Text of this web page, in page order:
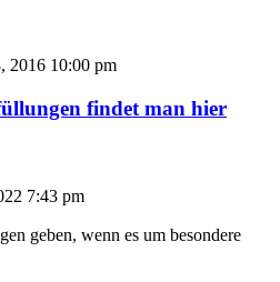
2016 10:00 pm
findet man hier
7:43 pm
geben, wenn es um besondere